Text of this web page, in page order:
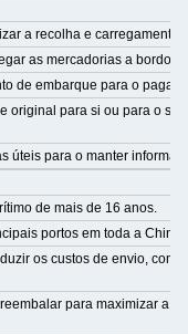
a recolha e carregamento.
as mercadorias a bordo
de embarque para o
original para si ou para o
úteis para o manter
de mais de 16 anos.
portos em toda a
os custos de envio, com
para maximizar a